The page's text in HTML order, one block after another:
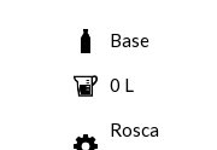
Base
0 L
Rosca